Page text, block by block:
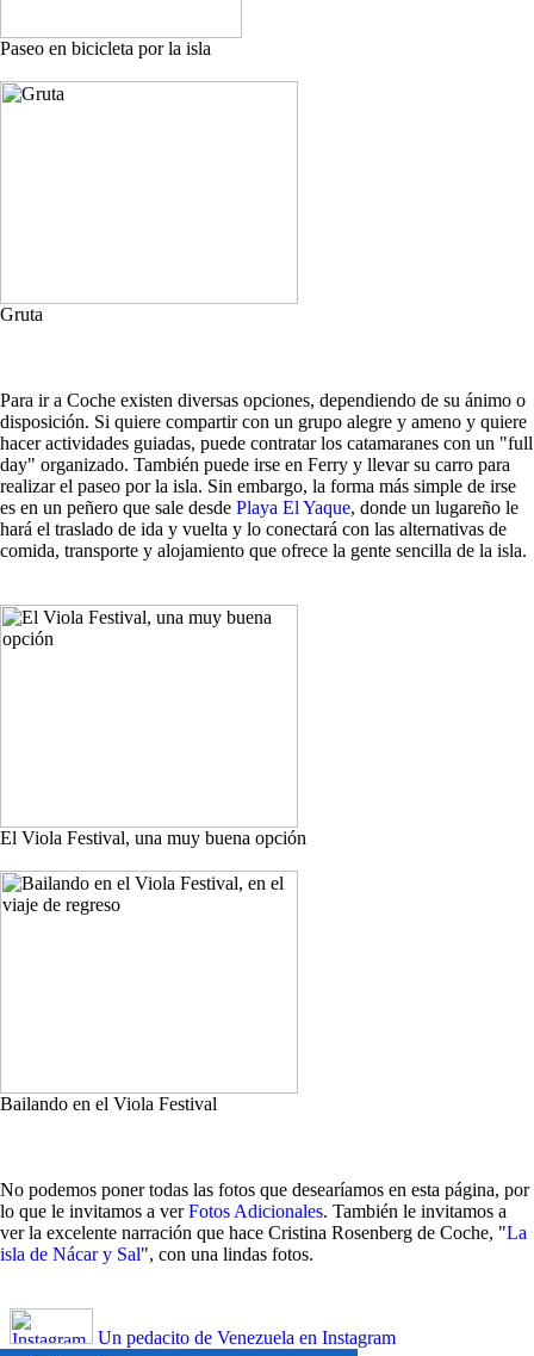
Paseo en bicicleta por la isla
Gruta
Para ir a Coche existen diversas opciones, dependiendo de su ánimo o
disposición. Si quiere compartir con un grupo alegre y ameno y quiere
hacer actividades guiadas, puede contratar los catamaranes con un "full
day" organizado. También puede irse en Ferry y llevar su carro para
realizar el paseo por la isla. Sin embargo, la forma más simple de irse
es en un peñero que sale desde Playa El Yaque, donde un lugareño le
hará el traslado de ida y vuelta y lo conectará con las alternativas de
comida, transporte y alojamiento que ofrece la gente sencilla de la isla.
El Viola Festival, una muy buena opción
Bailando en el Viola Festival
No podemos poner todas las fotos que desearíamos en esta página, por
lo que le invitamos a verFotos Adicionales. También le invitamos a
ver la excelente narración que hace Cristina Rosenberg de Coche, "La
isla de Nácar y Sal", con una lindas fotos.
Un pedacito de Venezuela en Instagram